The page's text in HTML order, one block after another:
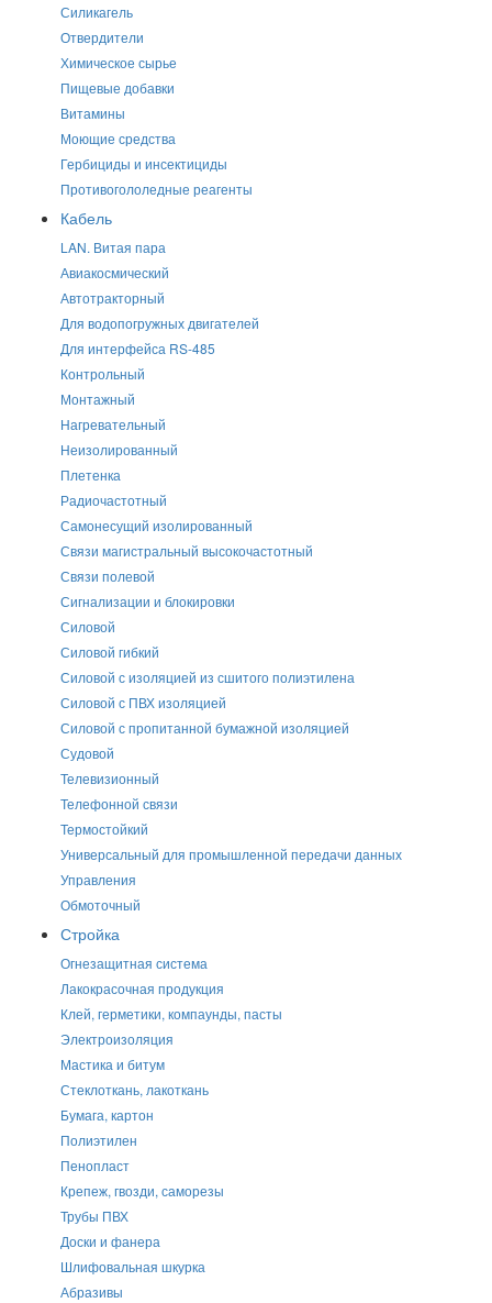
Силикагель
Отвердители
Химическое сырье
Пищевые добавки
Витамины
Моющие средства
Гербициды и инсектициды
Противогололедные реагенты
Кабель
LAN. Витая пара
Авиакосмический
Автотракторный
Для водопогружных двигателей
Для интерфейса RS-485
Контрольный
Монтажный
Нагревательный
Неизолированный
Плетенка
Радиочастотный
Самонесущий изолированный
Связи магистральный высокочастотный
Связи полевой
Сигнализации и блокировки
Силовой
Силовой гибкий
Силовой с изоляцией из сшитого полиэтилена
Силовой с ПВХ изоляцией
Силовой с пропитанной бумажной изоляцией
Судовой
Телевизионный
Телефонной связи
Термостойкий
Универсальный для промышленной передачи данных
Управления
Обмоточный
Стройка
Огнезащитная система
Лакокрасочная продукция
Клей, герметики, компаунды, пасты
Электроизоляция
Мастика и битум
Стеклоткань, лакоткань
Бумага, картон
Полиэтилен
Пенопласт
Крепеж, гвозди, саморезы
Трубы ПВХ
Доски и фанера
Шлифовальная шкурка
Абразивы